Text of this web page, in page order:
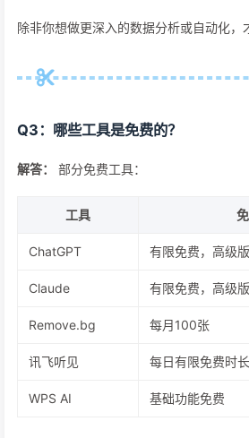
除非你想做更深入的数据分析或自动化，
Q3：哪些工具是免费的？
解答： 部分免费工具：
工具
ChatGPT 有限免费，高级
Claude 有限免费，高级
Remove.bg 每月100张
讯飞听见 每日有限免费时长
WPS AI 基础功能免费